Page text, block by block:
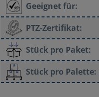
Geeignet für:
PTZ-Zertifikat:
Stück pro Paket:
Stück pro Palette: